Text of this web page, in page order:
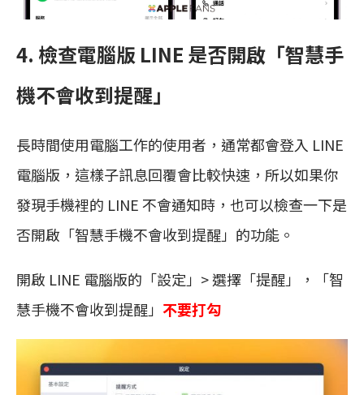
4. 檢查電腦版 LINE 是否開啟「智慧手
機不會收到提醒」
長時間使用電腦工作的使用者，通常都會登入 LINE
電腦版，這樣子訊息回覆會比較快速，所以如果你
發現手機裡的 LINE 不會通知時，也可以檢查一下是
否開啟「智慧手機不會收到提醒」的功能。
開啟 LINE 電腦版的「設定」> 選擇「提醒」，「智
慧手機不會收到提醒」 不要打勾